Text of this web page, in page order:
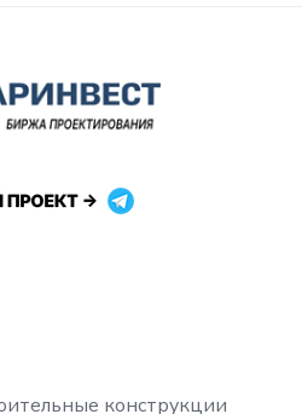
конструкции